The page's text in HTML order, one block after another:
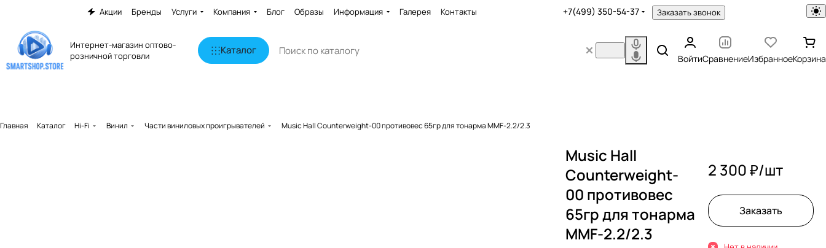
Акции Бренды Услуги Компания Блог Образы Информация Галерея Контакты +7(499) 350-54-37 Заказать звонок
Интернет-магазин оптово-
розничной торговли
Каталог
ВойтиСравнениеИзбранноеКорзина
Главная Каталог Hi-Fi Винил Части виниловых проигрывателей Music Hall Counterweight-00 противовес 65гр для тонарма MMF-2.2/2.3
Music Hall
Counterweight-
00 противовес
65гр для тонарма
MMF-2.2/2.3
2 300 ₽/шт
Заказать